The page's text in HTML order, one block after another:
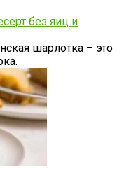
без яиц и
шарлотка – это